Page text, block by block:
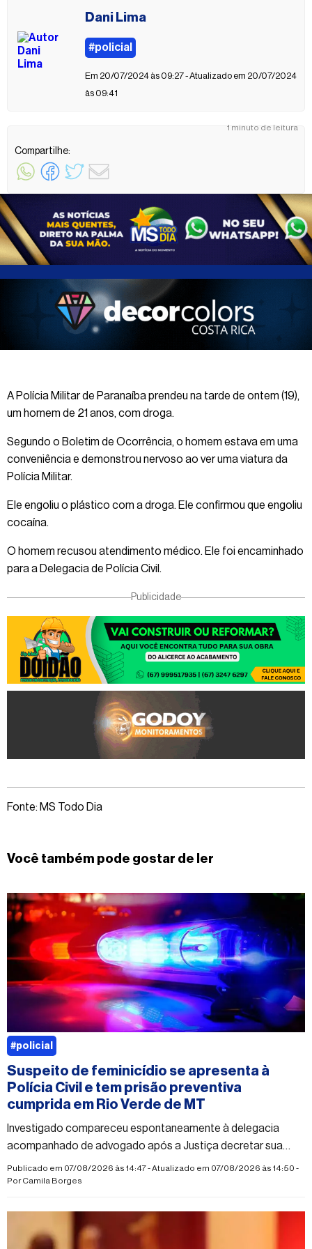
1 minuto de leitura
Dani Lima
#policial
Em 20/07/2024 às 09:27 - Atualizado em 20/07/2024
às 09:41
Compartilhe:
A Polícia Militar de Paranaíba prendeu na tarde de ontem (19),
um homem de 21 anos, com droga.
Segundo o Boletim de Ocorrência, o homem estava em uma
conveniência e demonstrou nervoso ao ver uma viatura da
Polícia Militar.
Ele engoliu o plástico com a droga. Ele confirmou que engoliu
cocaína.
O homem recusou atendimento médico. Ele foi encaminhado
para a Delegacia de Polícia Civil.
Publicidade
Fonte: MS Todo Dia
Você também pode gostar de ler
Suspeito de feminicídio se apresenta à
Polícia Civil e tem prisão preventiva
cumprida em Rio Verde de MT
Investigado compareceu espontaneamente à delegacia
acompanhado de advogado após a Justiça decretar sua
prisão
Publicado em 07/08/2026 às 14:47 - Atualizado em 07/08/2026 às 14:50 -
PorCamila Borges
#policial